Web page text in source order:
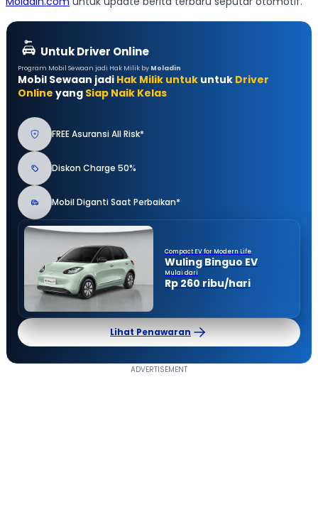
Untuk Driver Online
Program Mobil Sewaan jadi Hak Milik by Moladin
Mobil Sewaan jadi Hak Milik untuk untuk Driver
Online yang Siap Naik Kelas
FREE Asuransi All Risk*
Diskon Charge 50%
Mobil Diganti Saat Perbaikan*
Compact EV for Modern Life
Wuling Binguo EV
Mulai dari
Rp 260 ribu/hari
Lihat Penawaran